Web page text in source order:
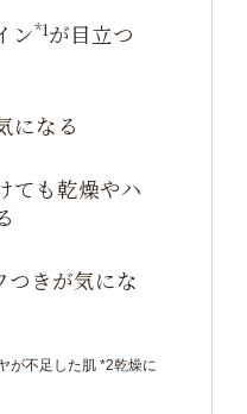
ン*1が目立つ
になる
ても乾燥やハ
つきが気にな
が不足した肌 *2乾燥に